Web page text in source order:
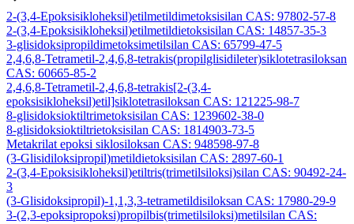
2-(3,4-Epoksisikloheksil)etilmetildimetoksisilan CAS: 97802-57-8
2-(3,4-Epoksisikloheksil)etilmetildietoksisilan CAS: 14857-35-3
3-glisidoksipropildimetoksimetilsilan CAS: 65799-47-5
2,4,6,8-Tetrametil-2,4,6,8-tetrakis(propilglisidileter)siklotetrasiloksan
CAS: 60665-85-2
2,4,6,8-Tetrametil-2,4,6,8-tetrakis[2-(3,4-
epoksisikloheksil)etil]siklotetrasiloksan CAS: 121225-98-7
8-glisidoksioktiltrimetoksisilan CAS: 1239602-38-0
8-glisidoksioktiltrietoksisilan CAS: 1814903-73-5
Metakrilat epoksi siklosiloksan CAS: 948598-97-8
(3-Glisidiloksipropil)metildietoksisilan CAS: 2897-60-1
2-(3,4-Epoksisikloheksil)etiltris(trimetilsiloksi)silan CAS: 90492-24-
3
(3-Glisidoksipropil)-1,1,3,3-tetrametildisiloksan CAS: 17980-29-9
3-(2,3-epoksipropoksi)propilbis(trimetilsiloksi)metilsilan CAS: